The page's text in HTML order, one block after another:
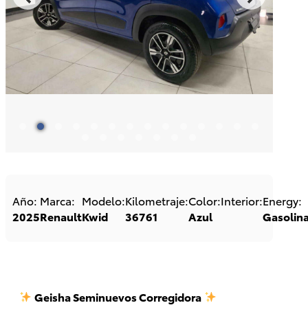
$1,486,000
Año:
2025
Marca:
Renault
Modelo:
Kwid
Kilometraje:
36761
Color:
Azul
Interior:Energy:
Geisha Seminuevos Corregidora